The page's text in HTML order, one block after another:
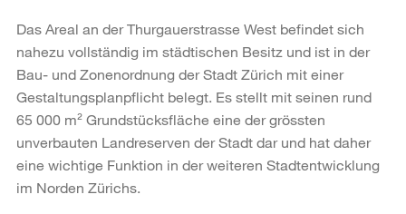
Das Areal an der Thurgauerstrasse West befindet sich
nahezu vollständig im städtischen Besitz und ist in der
Bau- und Zonenordnung der Stadt Zürich mit einer
Gestaltungsplanpflicht belegt. Es stellt mit seinen rund
65 000 m² Grundstücksfläche eine der grössten
unverbauten Landreserven der Stadt dar und hat daher
eine wichtige Funktion in der weiteren Stadtentwicklung
im Norden Zürichs.